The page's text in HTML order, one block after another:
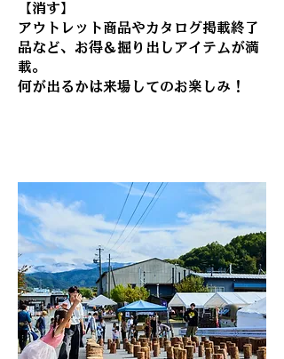
【消す】
アウトレット商品やカタログ掲載終了
品など、お得＆掘り出しアイテムが満
載。
​何が出るかは来場してのお楽しみ！